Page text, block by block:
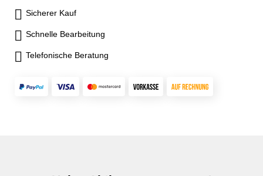
Sicherer Kauf
Schnelle Bearbeitung
Telefonische Beratung